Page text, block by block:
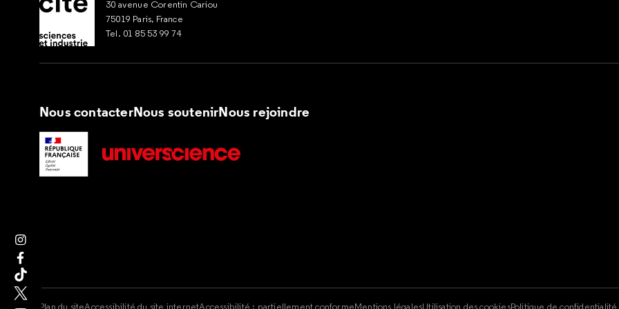
Suivez nous sur Instagram
Suivez nous sur Facebook
30 avenue Corentin Cariou
75019 Paris, France
Tel. 01 85 53 99 74
Nous contacterNous soutenirNous rejoindre
Plan du siteAccessibilité du site internetAccessibilité : partiellement conformeMentions légalesUtilisation des cookiesPolitique de